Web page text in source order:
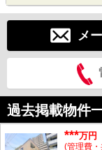
メ
過去掲載物件
***万円
(管理費